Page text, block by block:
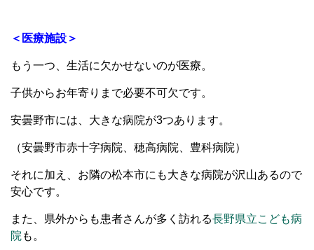
＜医療施設＞
もう一つ、生活に欠かせないのが医療。
子供からお年寄りまで必要不可欠です。
安曇野市には、大きな病院が3つあります。
（安曇野市赤十字病院、穂高病院、豊科病院）
それに加え、お隣の松本市にも大きな病院が沢山あるので
安心です。
また、県外からも患者さんが多く訪れる長野県立こども病
院 も。